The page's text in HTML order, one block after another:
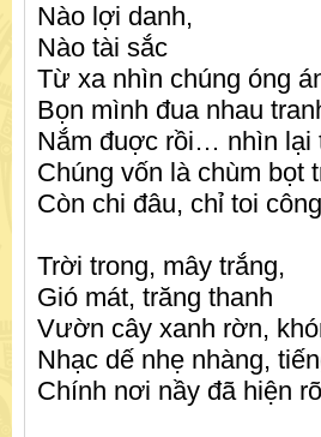
Nào lợi danh,
Nào tài sắc
Từ xa nhìn chúng óng
Bọn mình đua nhau
Nắm đuợc rồi… nhìn lại
Chúng vốn là chùm bọt
Còn chi đâu, chỉ toi
Trời trong, mây trắng,
Gió mát, trăng thanh
Vườn cây xanh rờn,
Nhạc dế nhẹ nhàng,
Chính nơi nầy đã hiện